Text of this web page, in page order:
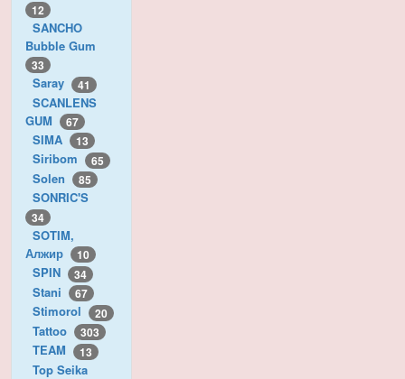
12
SANCHO
Bubble Gum
33
Saray 41
SCANLENS
GUM
67
SIMA 13
Siribom 65
Solen 85
SONRIC'S
34
SOTIM,
Алжир
10
SPIN 34
Stani 67
Stimorol 20
Tattoo 303
TEAM 13
Top Seika